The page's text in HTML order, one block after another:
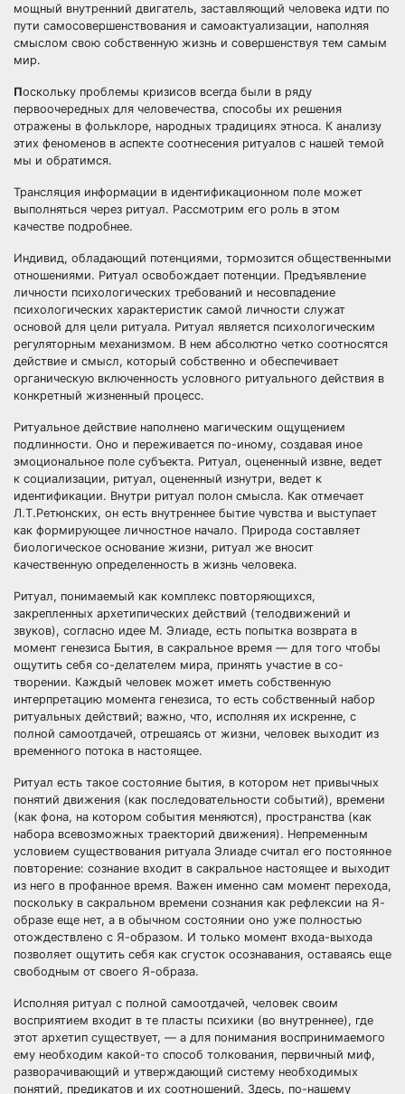
мощный внутренний двигатель, заставляющий человека идти по
пути самосовершенствования и самоактуализации, наполняя
смыслом свою собственную жизнь и совершенствуя тем самым
мир.
Поскольку проблемы кризисов всегда были в ряду
первоочередных для человечества, способы их решения
отражены в фольклоре, народных традициях этноса. К анализу
этих феноменов в аспекте соотнесения ритуалов с нашей темой
мы и обратимся.
Трансляция информации в идентификационном поле может
выполняться через ритуал. Рассмотрим его роль в этом
качестве подробнее.
Индивид, обладающий потенциями, тормозится общественными
отношениями. Ритуал освобождает потенции. Предъявление
личности психологических требований и несовпадение
психологических характеристик самой личности служат
основой для цели ритуала. Ритуал является психологическим
регуляторным механизмом. В нем абсолютно четко соотносятся
действие и смысл, который собственно и обеспечивает
органическую включенность условного ритуального действия в
конкретный жизненный процесс.
Ритуальное действие наполнено магическим ощущением
подлинности. Оно и переживается по-иному, создавая иное
эмоциональное поле субъекта. Ритуал, оцененный извне, ведет
к социализации, ритуал, оцененный изнутри, ведет к
идентификации. Внутри ритуал полон смысла. Как отмечает
Л.Т.Ретюнских, он есть внутреннее бытие чувства и выступает
как формирующее личностное начало. Природа составляет
биологическое основание жизни, ритуал же вносит
качественную определенность в жизнь человека.
Ритуал, понимаемый как комплекс повторяющихся,
закрепленных архетипических действий (телодвижений и
звуков), согласно идее М. Элиаде, есть попытка возврата в
момент генезиса Бытия, в сакральное время — для того чтобы
ощутить себя со-делателем мира, принять участие в со-
творении. Каждый человек может иметь собственную
интерпретацию момента генезиса, то есть собственный набор
ритуальных действий; важно, что, исполняя их искренне, с
полной самоотдачей, отрешаясь от жизни, человек выходит из
временного потока в настоящее.
Ритуал есть такое состояние бытия, в котором нет привычных
понятий движения (как последовательности событий), времени
(как фона, на котором события меняются), пространства (как
набора всевозможных траекторий движения). Непременным
условием существования ритуала Элиаде считал его постоянное
повторение: сознание входит в сакральное настоящее и выходит
из него в профанное время. Важен именно сам момент перехода,
поскольку в сакральном времени сознания как рефлексии на Я-
образе еще нет, а в обычном состоянии оно уже полностью
отождествлено с Я-образом. И только момент входа-выхода
позволяет ощутить себя как сгусток осознавания, оставаясь еще
свободным от своего Я-образа.
Исполняя ритуал с полной самоотдачей, человек своим
восприятием входит в те пласты психики (во внутреннее), где
этот архетип существует, — а для понимания воспринимаемого
ему необходим какой-то способ толкования, первичный миф,
разворачивающий и утверждающий систему необходимых
понятий, предикатов и их соотношений. Здесь, по-нашему